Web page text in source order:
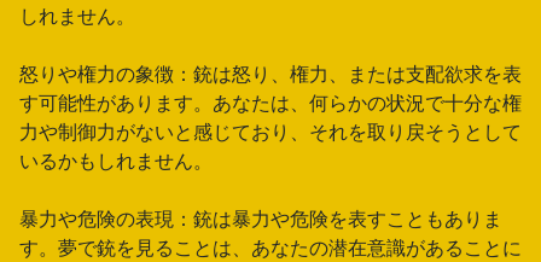
しれません。
怒りや権力の象徴：銃は怒り、権力、または支配欲求を表
す可能性があります。あなたは、何らかの状況で十分な権
力や制御力がないと感じており、それを取り戻そうとして
いるかもしれません。
暴力や危険の表現：銃は暴力や危険を表すこともありま
す。夢で銃を見ることは、あなたの潜在意識があることに